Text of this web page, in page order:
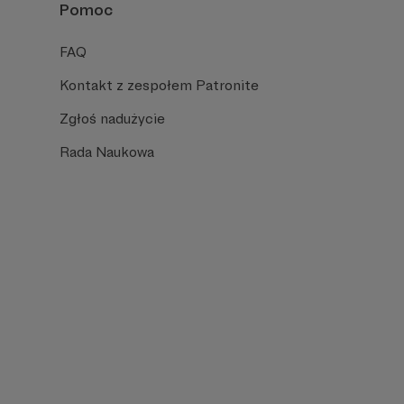
Pomoc
FAQ
Kontakt z zespołem Patronite
Zgłoś nadużycie
Rada Naukowa